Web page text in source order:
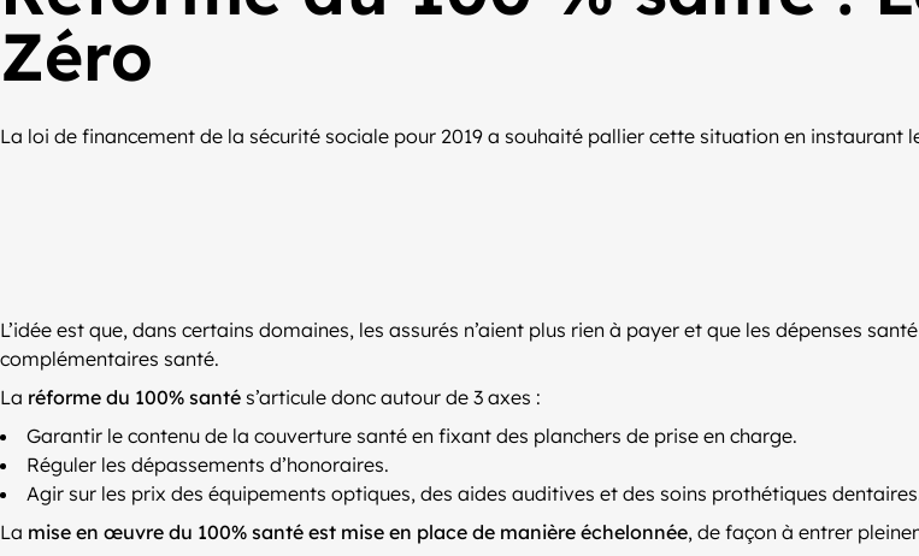
Zéro
La loi de financement de la sécurité sociale pour 2019 a souhaité pallier cette situation en instaurant
L’idée est que, dans certains domaines, les assurés n’aient plus rien à payer et que les dépenses
complémentaires santé.
La réforme du 100% santé s’articule donc autour de 3 axes :
Garantir le contenu de la couverture santé en fixant des planchers de prise en charge.
Réguler les dépassements d’honoraires.
Agir sur les prix des équipements optiques, des aides auditives et des soins prothétiques
La mise en œuvre du 100% santé est mise en place de manière échelonnée, de façon à entrer